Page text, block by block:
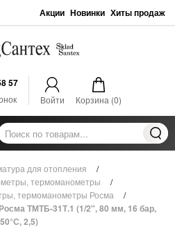
Акции Новинки Хиты продаж
57
Войти Корзина (0)
для отопления
/
термоманометры
/
термоманометры Росма
/
ТМТБ-31Т.1 (1/2", 80 мм, 16 бар,
2,5)